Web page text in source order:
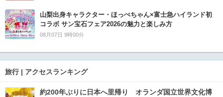
山梨出身キャラクター・ほっぺちゃん×富士急ハイランド初
コラボ サン宝石フェア2026の魅力と楽しみ方
08月07日 9時00分
旅行 | アクセスランキング
約200年ぶりに日本へ里帰り オランダ国立世界文化博